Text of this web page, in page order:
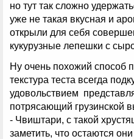
но тут так сложно
уже не такая вкусная и
открыли для себя
кукурузные лепешки с
Ну очень похожий способ
текстура теста всегда
удовольствием
потрясающий грузинской
- Чвиштари, с такой
заметить, что остаются